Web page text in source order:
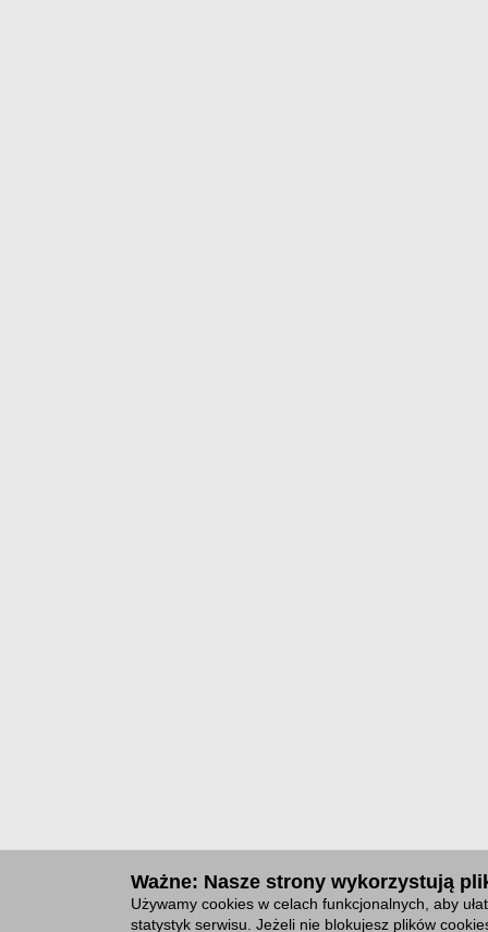
Ważne: Nasze strony wykorzystują
Używamy cookies w celach funkcjonalnych, aby
statystyk serwisu. Jeżeli nie blokujesz plików